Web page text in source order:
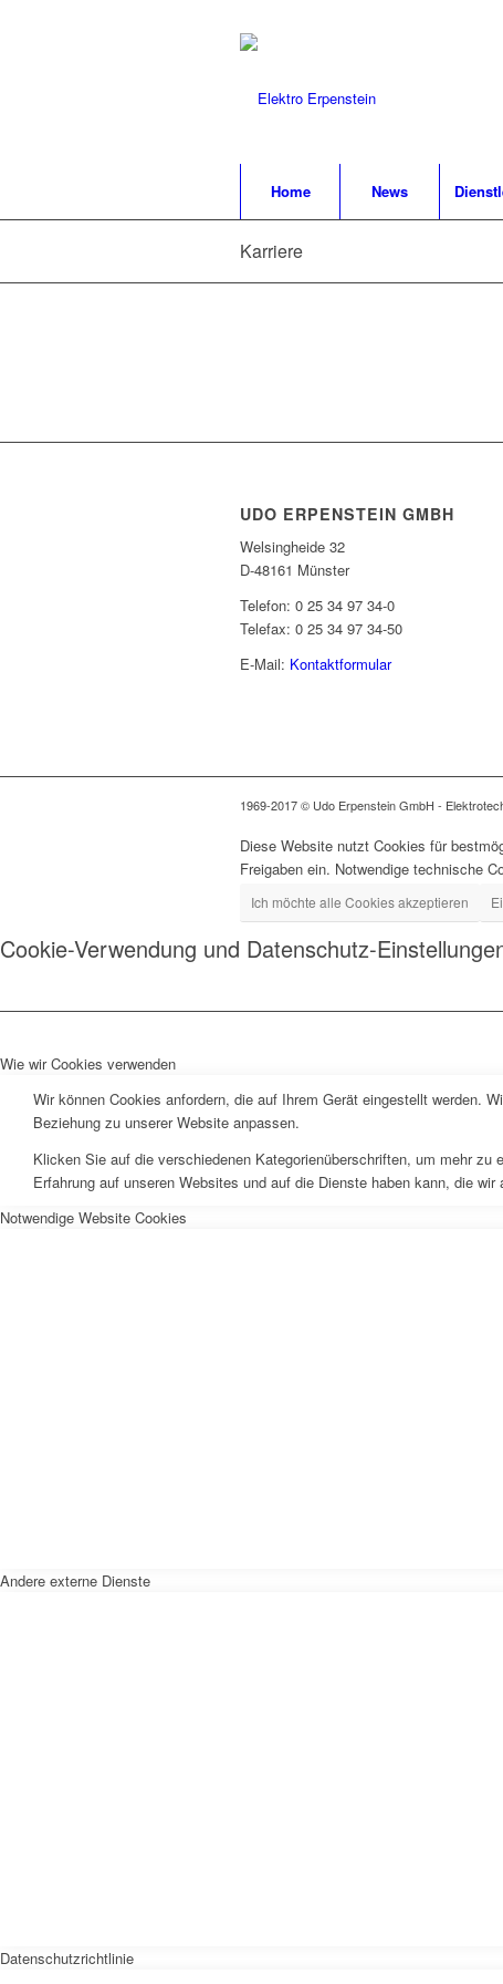
Home News
Karriere
UDO ERPENSTEIN GMBH
Welsingheide 32
D-48161 Münster
Telefon: 0 25 34 97 34-0
Telefax: 0 25 34 97 34-50
E-Mail: Kontaktformular
1969-2017 © Udo Erpenstein GmbH -
Diese Website nutzt Cookies für
Freigaben ein. Notwendige technische
Ich möchte alle Cookies akzeptieren
Cookie-Verwendung und Datenschutz-
Wie wir Cookies verwenden
Wir können Cookies anfordern, die auf Ihrem Gerät eingestellt werden.
Beziehung zu unserer Website anpassen.
Klicken Sie auf die verschiedenen Kategorienüberschriften, um mehr
Erfahrung auf unseren Websites und auf die Dienste haben kann, die wir
Notwendige Website Cookies
Andere externe Dienste
Datenschutzrichtlinie